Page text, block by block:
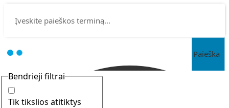
Paieška
Bendrieji filtrai
Tik tikslios atitiktys